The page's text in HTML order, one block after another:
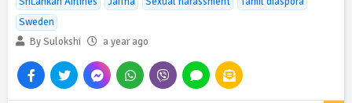
Sweden
By Sulokshi
a year ago